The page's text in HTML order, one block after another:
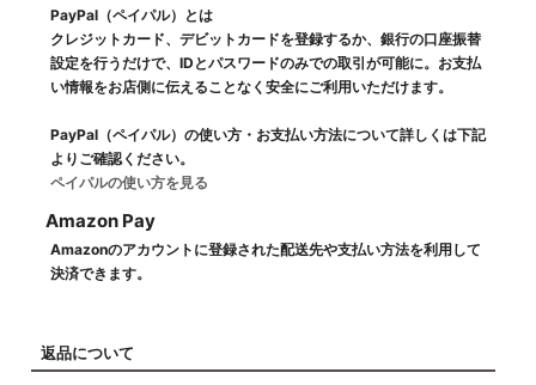
PayPal（ペイパル）とは
クレジットカード、デビットカードを登録するか、銀行の口座振替
設定を行うだけで、IDとパスワードのみでの取引が可能に。お支払
い情報をお店側に伝えることなく安全にご利用いただけます。
PayPal（ペイパル）の使い方・お支払い方法について詳しくは下記
よりご確認ください。
ペイパルの使い方を見る
Amazon Pay
Amazonのアカウントに登録された配送先や支払い方法を利用して
決済できます。
返品について